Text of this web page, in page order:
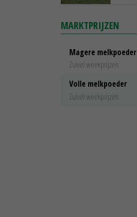
MARKTPRIJZEN
Magere melkpoeder
Zuivel weekprijzen
Volle melkpoeder
Zuivel weekprijzen